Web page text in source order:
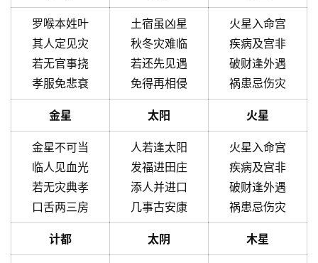
罗喉本姓叶
其人定见灾
若无官事挠
孝服免悲衰
土宿虽凶星
秋冬灾难临
若还先见遇
免得再相侵
火星入命宫
疾病及宫非
破财逢外遇
祸患忌伤灾
金星 太阳 火星
金星不可当
临人见血光
若无灾典孝
口舌两三房
人若逢太阳
发福进田庄
添人并进口
几事古安康
火星入命宫
疾病及宫非
破财逢外遇
祸患忌伤灾
计都 太阴 木星